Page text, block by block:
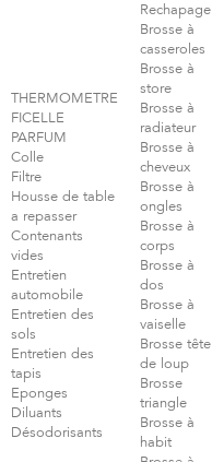
THERMOMETRE
FICELLE
PARFUM
Colle
Filtre
Housse de table
a repasser
Contenants
vides
Entretien
automobile
Entretien des
sols
Entretien des
tapis
Eponges
Diluants
Désodorisants
Rechapage
Brosse à
casseroles
Brosse à
store
Brosse à
radiateur
Brosse à
cheveux
Brosse à
ongles
Brosse à
corps
Brosse à
dos
Brosse à
vaiselle
Brosse tête
de loup
Brosse
triangle
Brosse à
habit